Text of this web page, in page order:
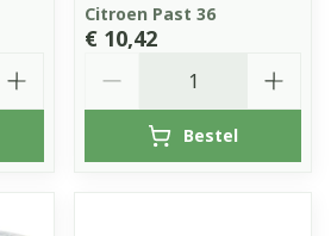
Citroen Past 36
€ 10,42
Bestel